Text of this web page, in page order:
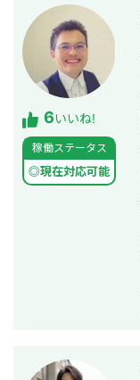
6いいね!
稼働ステータス
◎現在対応可能